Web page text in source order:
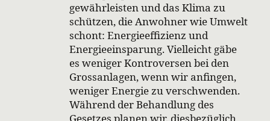
gewährleisten und das Klima zu
schützen, die Anwohner wie Umwelt
schont: Energieeffizienz und
Energieeinsparung. Vielleicht gäbe
es weniger Kontroversen bei den
Grossanlagen, wenn wir anfingen,
weniger Energie zu verschwenden.
Während der Behandlung des